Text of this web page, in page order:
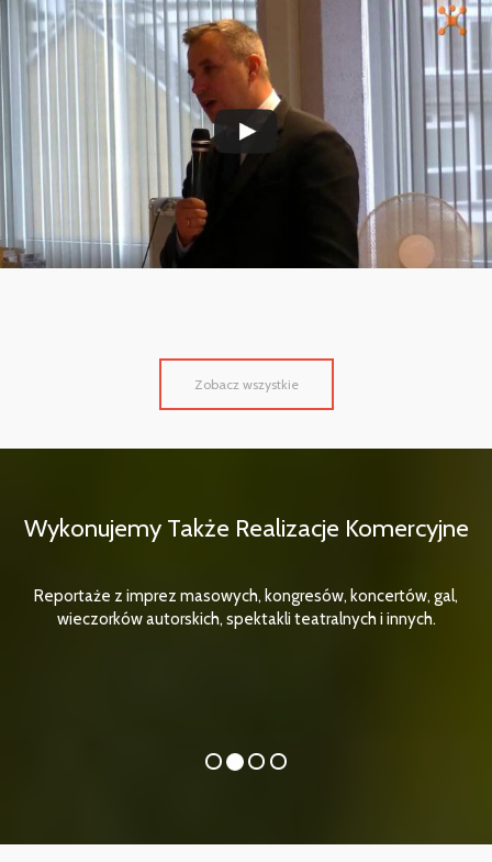
Zobacz wszystkie
Wykonujemy Także Realizacje Komercyjne
Reportaże z imprez masowych, kongresów, koncertów, gal,
wieczorków autorskich, spektakli teatralnych i innych.